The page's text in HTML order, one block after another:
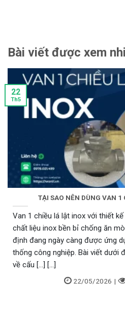
Catalogue rọ bơm Inox
Hình ảnh thực tế của rọ hút
Bài viết được xem
TẠI SAO NÊN DÙNG VAN 1
Van 1 chiều lá lật inox với thiết
chất liệu inox bền bỉ chống ăn
định đang ngày càng được ứng
thống công nghiệp. Bài viết dưới
về cấu [...] [...]
22/05/2026 |
22
Th5